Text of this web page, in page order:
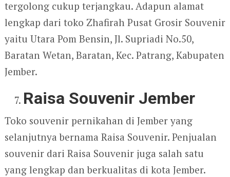
tergolong cukup terjangkau. Adapun alamat
lengkap dari toko Zhafirah Pusat Grosir Souvenir
yaitu Utara Pom Bensin, Jl. Supriadi No.50,
Baratan Wetan, Baratan, Kec. Patrang, Kabupaten
Jember.
Raisa Souvenir Jember
Toko souvenir pernikahan di Jember yang
selanjutnya bernama Raisa Souvenir. Penjualan
souvenir dari Raisa Souvenir juga salah satu
yang lengkap dan berkualitas di kota Jember.